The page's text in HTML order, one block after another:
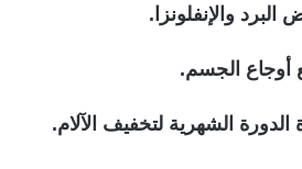
والإنفلونزا.
الجسم.
الدورة الشهرية لتخفيف الآلام.